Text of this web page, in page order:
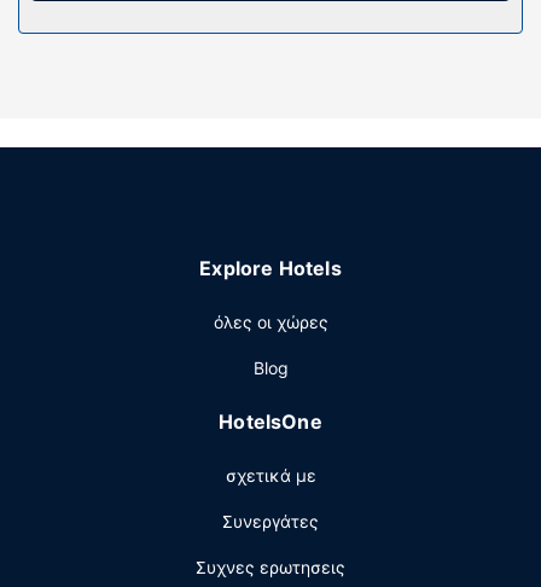
λόμπι.
στεγνοκαθαριστηρίου/πλυντηρίων. Με επιπλέον χρέωση
ξενοδοχείο (διαθέσιμο 24 ώρες το 24ωρο) και στους
Explore Hotels
όλες οι χώρες
Blog
HotelsOne
σχετικά με
Συνεργάτες
Συχνες ερωτησεις